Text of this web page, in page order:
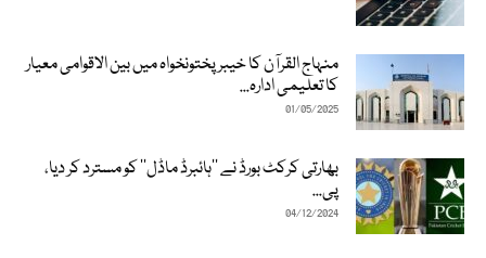
منہاج القرآن کا خیبرپختونخواہ میں بین الاقوامی معیار
کا تعلیمی ادارہ...
01/05/2025
بھارتی کرکٹ بورڈ نے ’’ہائبرڈ ماڈل‘‘ کو مسترد کر دیا،
پی...
04/12/2024